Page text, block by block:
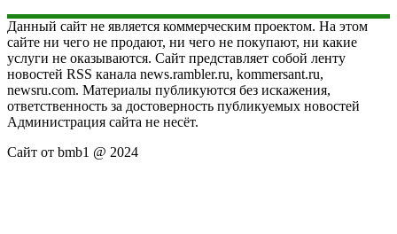
Данный сайт не является коммерческим проектом. На этом
сайте ни чего не продают, ни чего не покупают, ни какие
услуги не оказываются. Сайт представляет собой ленту
новостей RSS канала news.rambler.ru, kommersant.ru,
newsru.com. Материалы публикуются без искажения,
ответственность за достоверность публикуемых новостей
Администрация сайта не несёт.
Сайт от bmb1 @ 2024